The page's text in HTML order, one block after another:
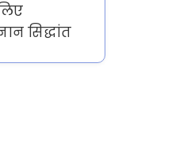
सिद्धांत